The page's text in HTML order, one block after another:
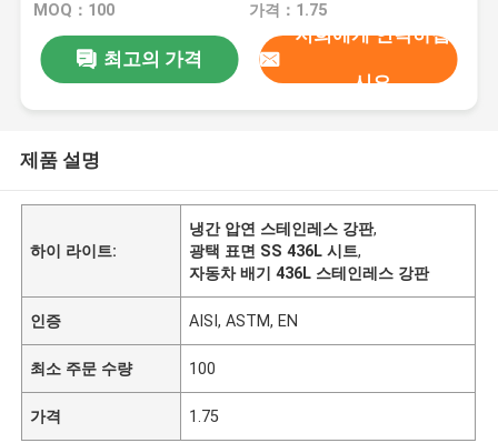
MOQ：100 가격：1.75
최고의 가격
저희에게 연락하십
시오
제품 설명
하이 라이트:
냉간 압연 스테인레스 강판,
광택 표면 SS 436L 시트,
자동차 배기 436L 스테인레스 강판
인증 AISI, ASTM, EN
최소 주문 수량 100
가격 1.75